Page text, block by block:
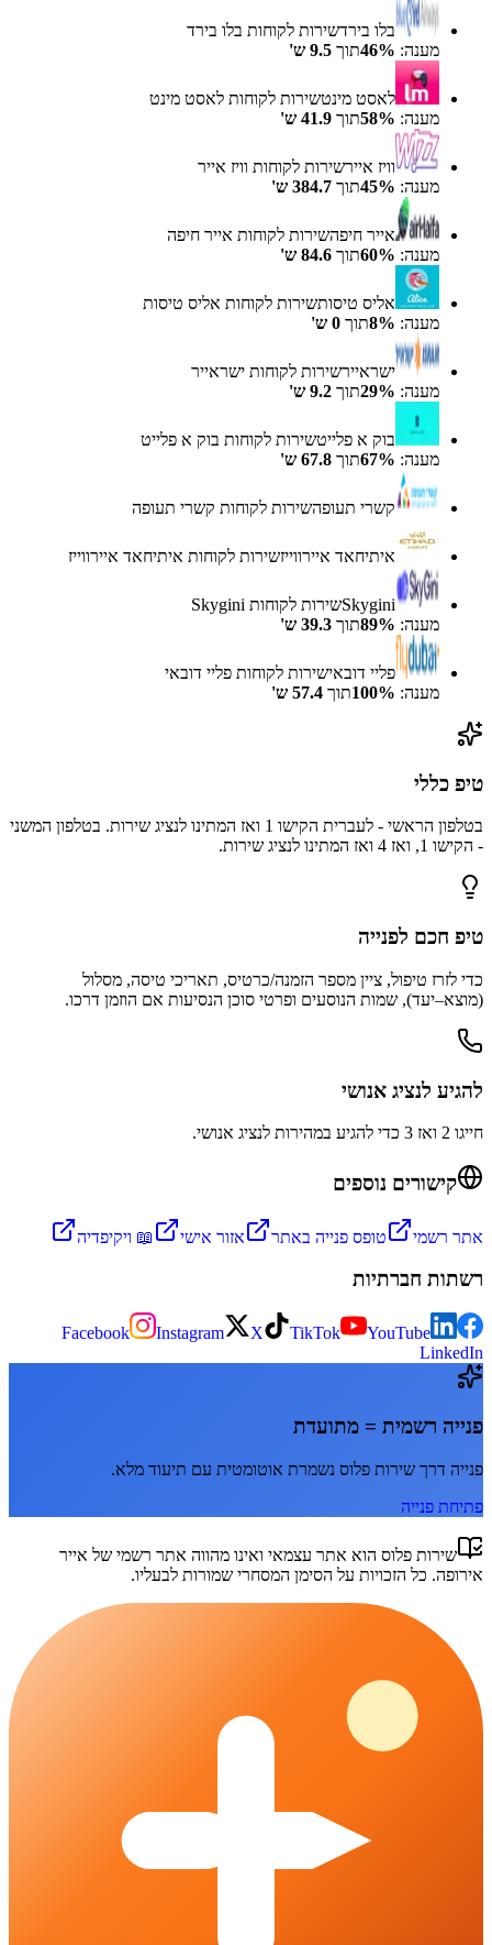
בלו בירדשירות לקוחות בלו בירד
מענה:
46% תוך 9.5 ש'
לאסט מינטשירות לקוחות לאסט מינט
מענה:
58% תוך 41.9 ש'
וויז איירשירות לקוחות וויז אייר
מענה:
45% תוך 384.7 ש'
אייר חיפהשירות לקוחות אייר חיפה
מענה:
60% תוך 84.6 ש'
אליס טיסותשירות לקוחות אליס טיסות
מענה:
8% תוך 0 ש'
ישראיירשירות לקוחות ישראייר
מענה:
29% תוך 9.2 ש'
בוק א פלייטשירות לקוחות בוק א פלייט
מענה:
67% תוך 67.8 ש'
קשרי תעופהשירות לקוחות קשרי תעופה
איתיחאד איירווייזשירות לקוחות איתיחאד איירווייז
Skyginiשירות לקוחות Skygini
מענה:
89% תוך 39.3 ש'
פליי דובאישירות לקוחות פליי דובאי
מענה:
100% תוך 57.4 ש'
טיפ כללי
בטלפון הראשי - לעברית הקישו 1 ואז המתינו לנציג שירות. בטלפון המשני
- הקישו 1, ואז 4 ואז המתינו לנציג שירות.
טיפ חכם לפנייה
כדי לזרז טיפול, ציין מספר הזמנה/כרטיס, תאריכי טיסה, מסלול
(מוצא–יעד), שמות הנוסעים ופרטי סוכן הנסיעות אם הוזמן דרכו.
להגיע לנציג אנושי
חייגו 2 ואז 3 כדי להגיע במהירות לנציג אנושי.
קישורים נוספים
אתר רשמי טופס פנייה באתר אזור אישי 📖 ויקיפדיה
רשתות חברתיות
Facebook Instagram X TikTok
YouTube
LinkedIn
פנייה רשמית = מתועדת
פנייה דרך שירות פלוס נשמרת אוטומטית עם תיעוד מלא.
פתיחת פנייה
שירות פלוס הוא אתר עצמאי ואינו מהווה אתר רשמי של אייר
אירופה. כל הזכויות על הסימן המסחרי שמורות לבעליו.